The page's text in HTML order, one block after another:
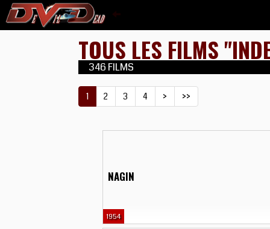
TOUS LES FILMS
346 FILMS
1 2 3 4 > >>
NAGIN
1954